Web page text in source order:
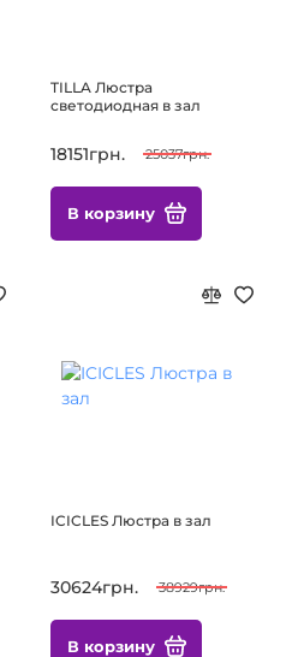
TILLA Люстра
светодиодная в зал
18151грн. 25037грн.
В корзину
ICICLES Люстра в зал
30624грн. 38929грн.
В корзину